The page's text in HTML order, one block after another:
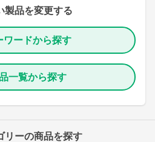
製品を変更する
ワードから探す
一覧から探す
リーの商品を探す